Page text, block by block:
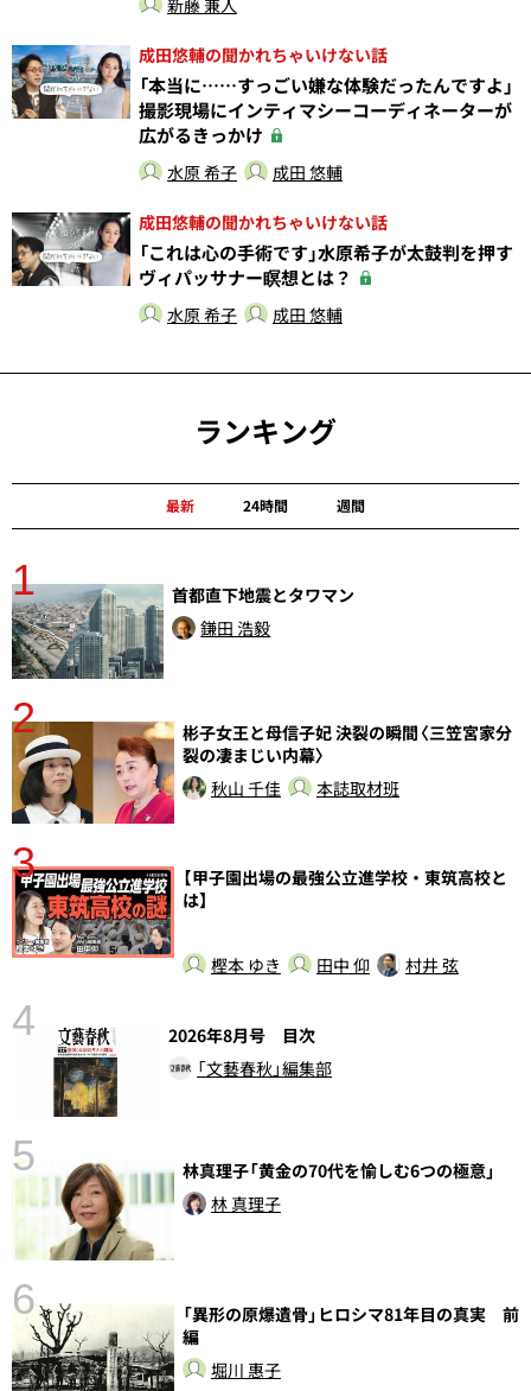
新藤 兼人
成田悠輔の聞かれちゃいけない話
「本当に……すっごい嫌な体験だったんですよ」
撮影現場にインティマシーコーディネーターが
広がるきっかけ
水原 希子 成田 悠輔
成田悠輔の聞かれちゃいけない話
「これは心の手術です」水原希子が太鼓判を押す
ヴィパッサナー瞑想とは？
水原 希子 成田 悠輔
ランキング
最新 24時間 週間
1
首都直下地震とタワマン
鎌田 浩毅
2
彬子女王と母信子妃 決裂の瞬間〈三笠宮家分
裂の凄まじい内幕〉
秋山 千佳
本誌取材班
3
【甲子園出場の最強公立進学校・東筑高校と
は】
樫本 ゆき 田中 仰 村井 弦
4
2026年8月号 目次
「文藝春秋」編集部
5
林真理子「黄金の70代を愉しむ6つの極意」
林 真理子
6
「異形の原爆遺骨」ヒロシマ81年目の真実 前
編
堀川 惠子